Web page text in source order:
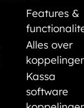
Features &
Alles over
Kassa
software